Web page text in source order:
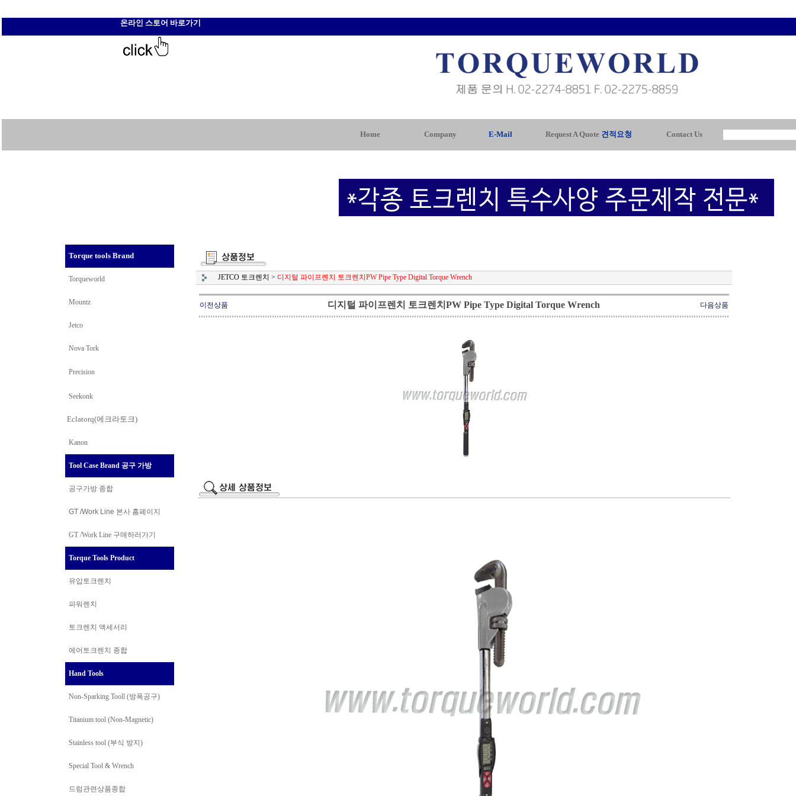
온라인 스토어 바로가기
Home Company E-Mail Request A Quote 견적요청 Contact Us
Torque tools Brand
Torqueworld
Mountz
Jetco
Nova Tork
Precision
Seekonk
Eclatorq(에크라토크)
Kanon
Tool Case Brand 공구 가방
공구가방 종합
GT /Work Line 본사 홈페이지
GT /Work Line 구매하러가기
Torque Tools Product
유압토크렌치
파워렌치
토크렌치 액세서리
에어토크렌치 종합
Hand Tools
Non-Sparking Tooll (방폭공구)
Titanium tool (Non-Magnetic)
Stainless tool (부식 방지)
Special Tool & Wrench
드럼관련상품종합
JETCO 토크렌치 > 디지털 파이프렌치 토크렌치PW Pipe Type Digital Torque Wrench
이전상품 디지털 파이프렌치 토크렌치PW Pipe Type Digital Torque Wrench 다음상품